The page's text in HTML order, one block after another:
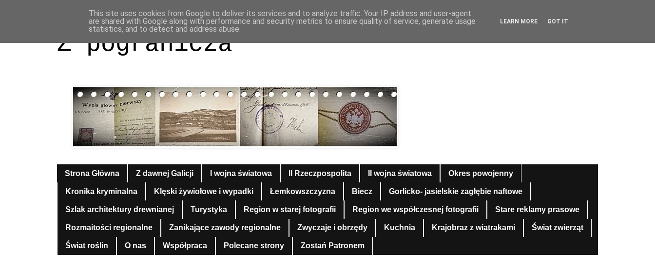
Z pogranicza
Strona Główna Z dawnej Galicji I wojna światowa II Rzeczpospolita II wojna światowa Okres powojenny
Kronika kryminalna Klęski żywiołowe i wypadki Łemkowszczyzna Biecz Gorlicko- jasielskie zagłębie naftowe
Szlak architektury drewnianej Turystyka Region w starej fotografii Region we współczesnej fotografii Stare reklamy prasowe
Rozmaitości regionalne Zanikające zawody regionalne Zwyczaje i obrzędy Kuchnia Krajobraz z wiatrakami Świat zwierząt
Świat roślin O nas Współpraca Polecane strony Zostań Patronem
This site uses cookies from Google to deliver its services and to analyze traffic. Your IP address and user-agent
are shared with Google along with performance and security metrics to ensure quality of service, generate usage
statistics, and to detect and address abuse.
LEARN MORE GOT IT